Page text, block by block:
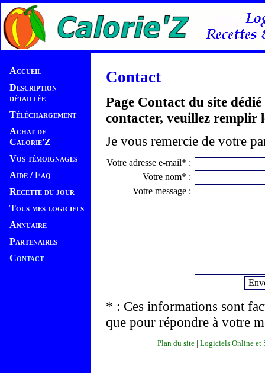
Accueil
Description
détaillée
Téléchargement
Achat de
Calorie'Z
Vos témoignages
Aide / Faq
Recette du jour
Tous mes logiciels
Annuaire
Partenaires
Contact
Contact
Page Contact du site
contacter, veuillez remplir
Je vous remercie de votre
Votre adresse e-mail* :
Votre nom* :
Votre message :
* : Ces informations sont
que pour répondre à votre
Plan du site| Logiciels Online et